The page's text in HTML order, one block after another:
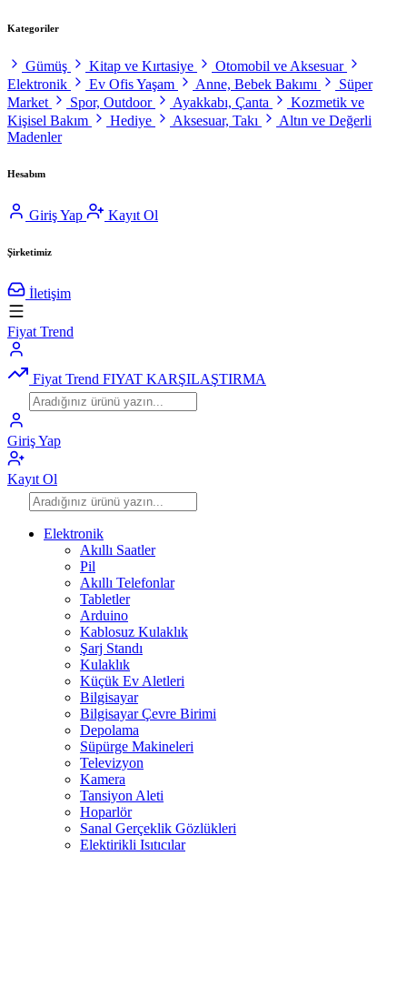
Kategoriler
Gümüş Kitap ve Kırtasiye
Otomobil ve Aksesuar
Elektronik
Ev Ofis Yaşam Anne, Bebek Bakımı
Süper
Market
Spor, Outdoor Ayakkabı, Çanta
Kozmetik ve
Kişisel Bakım
Hediye Aksesuar, Takı
Altın ve Değerli
Madenler
Hesabım
Giriş Yap Kayıt Ol
Şirketimiz
İletişim
Fiyat Trend
Fiyat Trend FIYAT KARŞILAŞTIRMA
Giriş Yap
Kayıt Ol
Elektronik
Akıllı Saatler
Pil
Akıllı Telefonlar
Tabletler
Arduino
Kablosuz Kulaklık
Şarj Standı
Kulaklık
Küçük Ev Aletleri
Bilgisayar
Bilgisayar Çevre Birimi
Depolama
Süpürge Makineleri
Televizyon
Kamera
Tansiyon Aleti
Hoparlör
Sanal Gerçeklik Gözlükleri
Elektirikli Isıtıcılar